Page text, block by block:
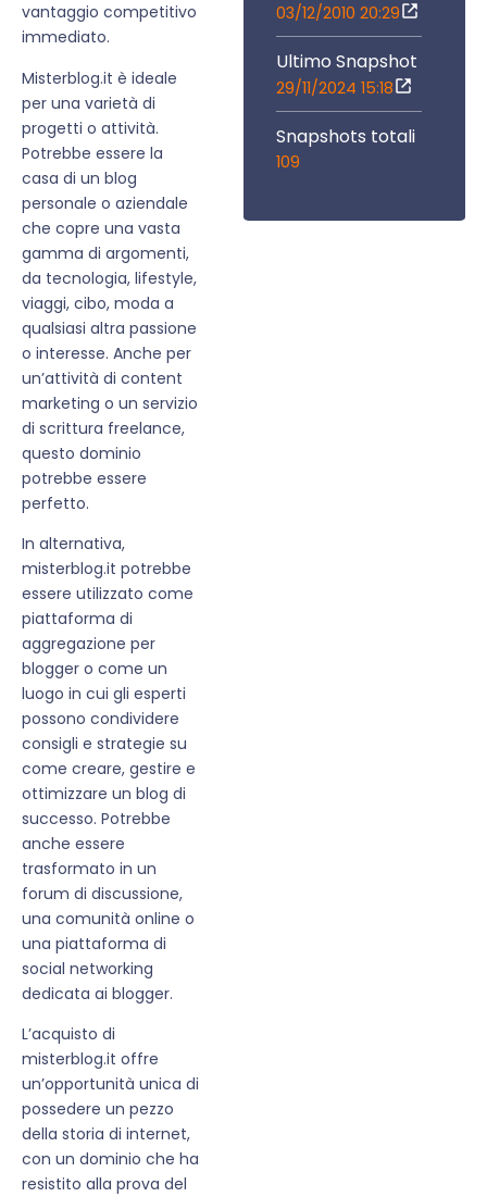
vantaggio competitivo
immediato.
Misterblog.it è ideale
per una varietà di
progetti o attività.
Potrebbe essere la
casa di un blog
personale o aziendale
che copre una vasta
gamma di argomenti,
da tecnologia, lifestyle,
viaggi, cibo, moda a
qualsiasi altra passione
o interesse. Anche per
un’attività di content
marketing o un servizio
di scrittura freelance,
questo dominio
potrebbe essere
perfetto.
In alternativa,
misterblog.it potrebbe
essere utilizzato come
piattaforma di
aggregazione per
blogger o come un
luogo in cui gli esperti
possono condividere
consigli e strategie su
come creare, gestire e
ottimizzare un blog di
successo. Potrebbe
anche essere
trasformato in un
forum di discussione,
una comunità online o
una piattaforma di
social networking
dedicata ai blogger.
L’acquisto di
misterblog.it offre
un’opportunità unica di
possedere un pezzo
della storia di internet,
con un dominio che ha
resistito alla prova del
03/12/2010 20:29
Ultimo Snapshot
29/11/2024 15:18
Snapshots totali
109